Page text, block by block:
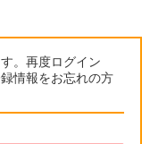
。再度ログイン
情報をお忘れの方